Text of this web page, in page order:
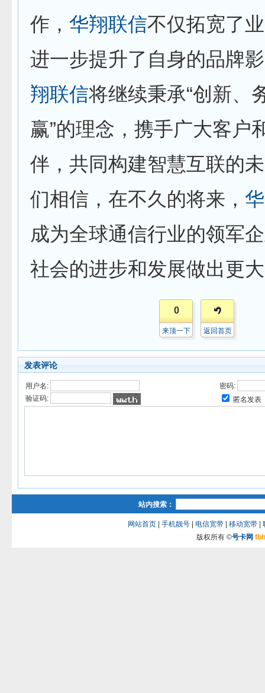
作， 华翔联信不仅拓宽了
进一步提升了自身的品牌
翔联信将继续秉承“创新、
赢”的理念，携手广大客户
伴，共同构建智慧互联的
们相信，在不久的将来，
成为全球通信行业的领军
社会的进步和发展做出更
0
来顶一下 返回首页
发表评论
用户名:
密码:
验证码:
匿名发表
站内搜索：
网站首页| 手机靓号| 电信宽带| 移动宽带|
版权所有 ©号卡网